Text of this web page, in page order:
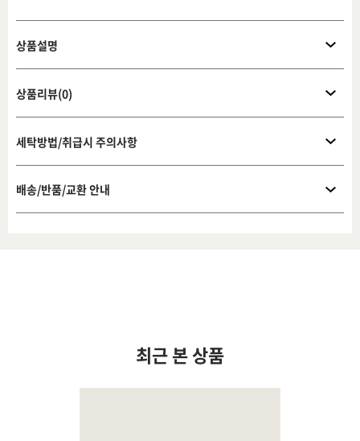
상품설명
상품리뷰(0)
세탁방법/취급시 주의사항
배송/반품/교환 안내
최근 본 상품